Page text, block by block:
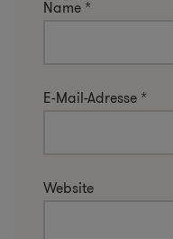
Name *
E-Mail-Adresse *
Website